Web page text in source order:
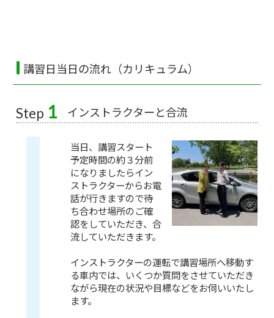
講習日当日の流れ（カリキュラム）
Step 1 インストラクターと合流
当日、講習スタート
予定時間の約３分前
になりましたらイン
ストラクターからお電
話が行きますので待
ち合わせ場所のご確
認をしていただき、合
流していただきます。
インストラクターの運転で講習場所へ移動す
る車内では、いくつか質問をさせていただき
ながら現在の状況や目標などをお伺いいたし
ます。